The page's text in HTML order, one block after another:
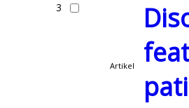
3
Artikel